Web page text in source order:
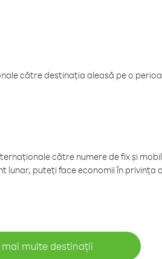
către destinația aleasă pe o
către numere de fix și
lunar, puteți face economii în privința
multe destinații